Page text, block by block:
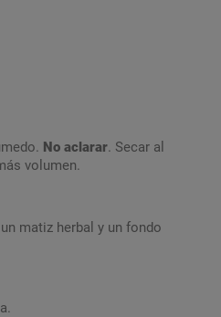
No aclarar. Secar al
volumen.
matiz herbal y un fondo